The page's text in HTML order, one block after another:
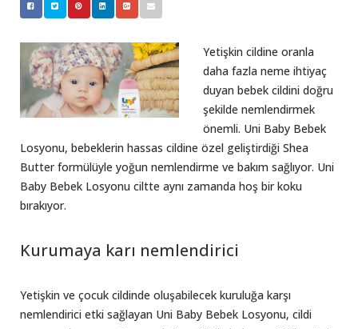
o
n
Yetişkin cildine oranla
daha fazla neme ihtiyaç
duyan bebek cildini doğru
şekilde nemlendirmek
önemli. Uni Baby Bebek
Losyonu, bebeklerin hassas cildine özel geliştirdiği Shea
Butter formülüyle yoğun nemlendirme ve bakım sağlıyor. Uni
Baby Bebek Losyonu ciltte aynı zamanda hoş bir koku
bırakıyor.
Kurumaya karı nemlendirici
Yetişkin ve çocuk cildinde oluşabilecek kuruluğa karşı
nemlendirici etki sağlayan Uni Baby Bebek Losyonu, cildi